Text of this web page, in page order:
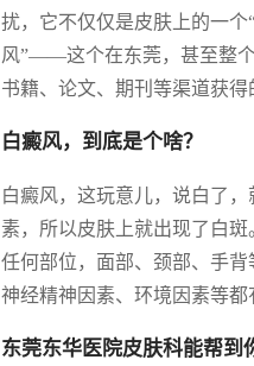
扰，它不仅仅是皮肤上的一
风”——这个在东莞，甚至整个
书籍、论文、期刊等渠道获
白癜风，到底是个啥？
白癜风，这玩意儿，说白了
素，所以皮肤上就出现了白
任何部位，面部、颈部、手
神经精神因素、环境因素等都
东莞东华医院皮肤科能帮到